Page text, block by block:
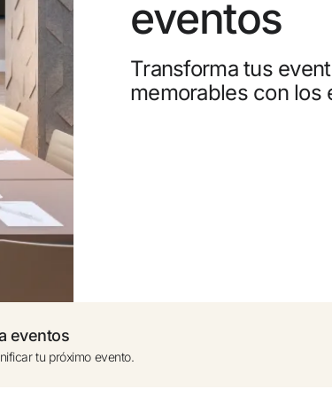
Cancelación gratuita
Gana dinero con tus
0 a 1 año (cuna bajo dispo.)
otra Habitación +
eventos
Transforma tus
memorables con los
eventos
tu próximo evento.